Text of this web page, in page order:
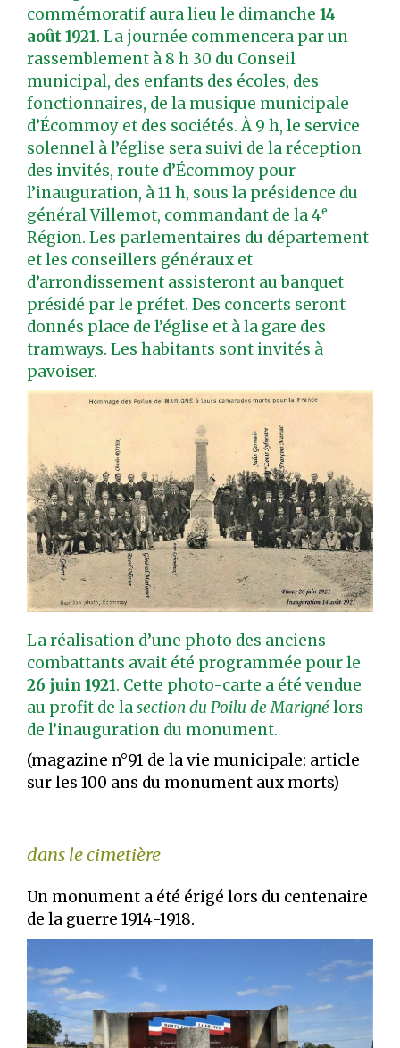
commémoratif aura lieu le dimanche 14
août 1921. La journée commencera par un
rassemblement à 8 h 30 du Conseil
municipal, des enfants des écoles, des
fonctionnaires, de la musique municipale
d’Écommoy et des sociétés. À 9 h, le service
solennel à l’église sera suivi de la réception
des invités, route d’Écommoy pour
l’inauguration, à 11 h, sous la présidence du
général Villemot, commandant de la 4e
Région. Les parlementaires du département
et les conseillers généraux et
d’arrondissement assisteront au banquet
présidé par le préfet. Des concerts seront
donnés place de l’église et à la gare des
tramways. Les habitants sont invités à
pavoiser.
La réalisation d’une photo des anciens
combattants avait été programmée pour le
26 juin 1921. Cette photo-carte a été vendue
au profit de lasection du Poilu de Marignélors
de l’inauguration du monument.
(magazine n°91 de la vie municipale: article
sur les 100 ans du monument aux morts)
dans le cimetière
Un monument a été érigé lors du centenaire
de la guerre 1914-1918.